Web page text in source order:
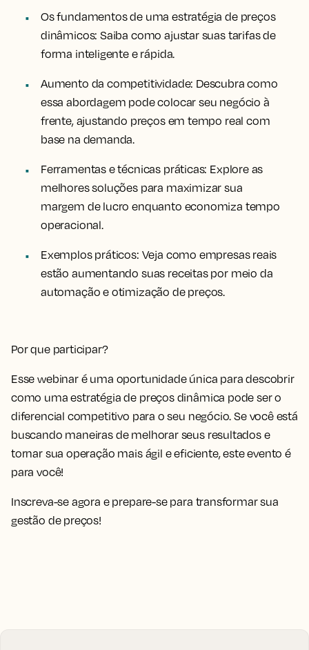
Os fundamentos de uma estratégia de preços
dinâmicos: Saiba como ajustar suas tarifas de
forma inteligente e rápida.
Aumento da competitividade: Descubra como
essa abordagem pode colocar seu negócio à
frente, ajustando preços em tempo real com
base na demanda.
Ferramentas e técnicas práticas: Explore as
melhores soluções para maximizar sua
margem de lucro enquanto economiza tempo
operacional.
Exemplos práticos: Veja como empresas reais
estão aumentando suas receitas por meio da
automação e otimização de preços.
Por que participar?
Esse webinar é uma oportunidade única para descobrir
como uma estratégia de preços dinâmica pode ser o
diferencial competitivo para o seu negócio. Se você está
buscando maneiras de melhorar seus resultados e
tornar sua operação mais ágil e eficiente, este evento é
para você!
Inscreva-se agora e prepare-se para transformar sua
gestão de preços!